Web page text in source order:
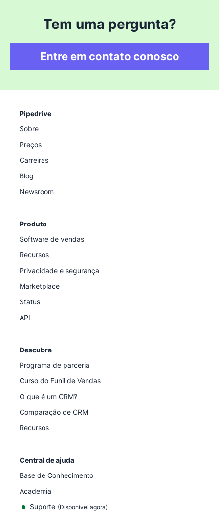
Tem uma pergunta?
Entre em contato conosco
Pipedrive
Sobre
Preços
Carreiras
Blog
Newsroom
Produto
Software de vendas
Recursos
Privacidade e segurança
Marketplace
Status
API
Descubra
Programa de parceria
Curso do Funil de Vendas
O que é um CRM?
Comparação de CRM
Recursos
Central de ajuda
Base de Conhecimento
Academia
Suporte (Disponível agora)